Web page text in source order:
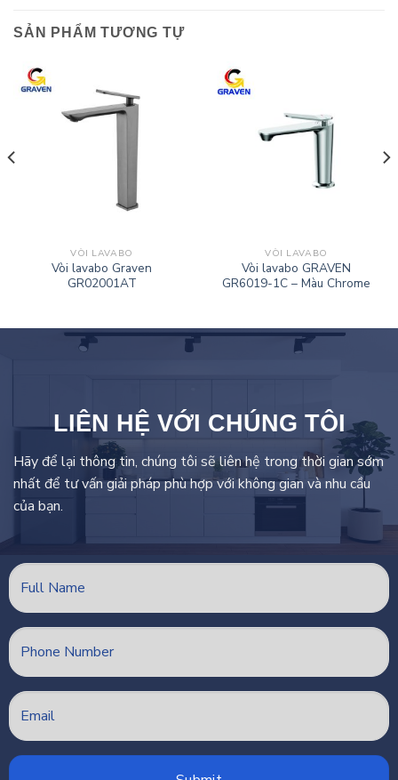
SẢN PHẨM TƯƠNG TỰ
VÒI LAVABO
Vòi lavabo Graven
GR02001AT
VÒI LAVABO
Vòi lavabo GRAVEN
GR6019-1C – Màu Chrome
LIÊN HỆ VỚI CHÚNG TÔI
Hãy để lại thông tin, chúng tôi sẽ liên hệ trong thời gian sớm
nhất để tư vấn giải pháp phù hợp với không gian và nhu cầu
của bạn.